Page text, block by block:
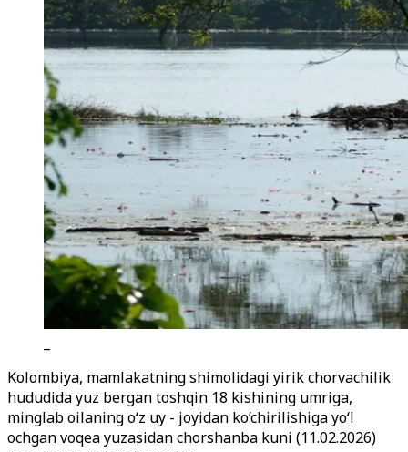
Kolombiya, mamlakatning shimolidagi yirik chorvachilik
hududida yuz bergan toshqin 18 kishining umriga,
minglab oilaning o‘z uy - joyidan ko‘chirilishiga yo‘l
ochgan voqea yuzasidan chorshanba kuni (11.02.2026)